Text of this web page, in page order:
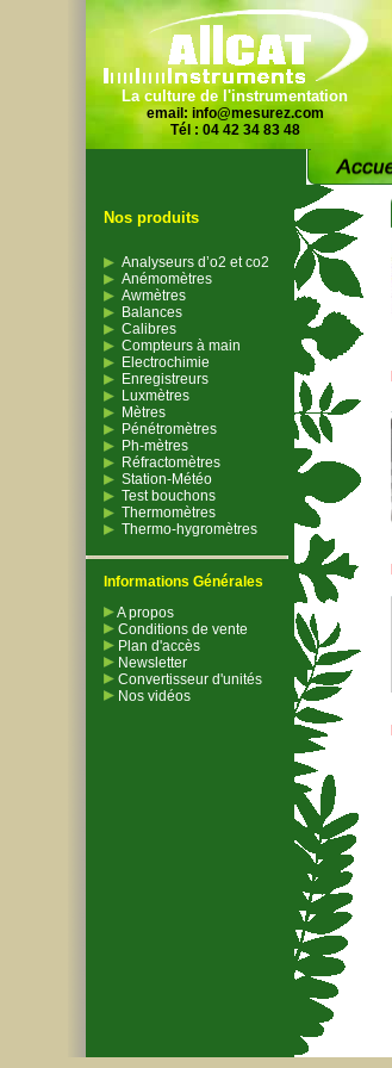
La culture de l'instrumentation
email: info@mesurez.com
Tél : 04 42 34 83 48
Nos produits
Analyseurs d’o2 et co2
Anémomètres
Awmètres
Balances
Calibres
Compteurs à main
Electrochimie
Enregistreurs
Luxmètres
Mètres
Pénétromètres
Ph-mètres
Réfractomètres
Station-Météo
Test bouchons
Thermomètres
Thermo-hygromètres
Informations Générales
A propos
Conditions de vente
Plan d'accès
Newsletter
Convertisseur d'unités
Nos vidéos